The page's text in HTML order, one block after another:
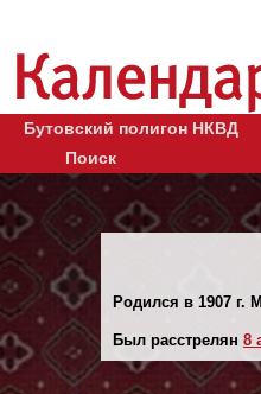
Бутовский полигон НКВД
Поиск
Родился в 1907 г.
Был расстрелян 8